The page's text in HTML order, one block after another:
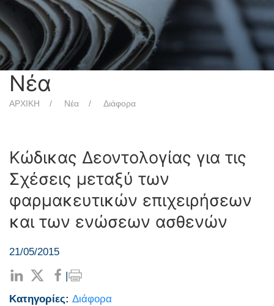
Νέα
ΑΡΧΙΚΗ Νέα Διάφορα
Κώδικας Δεοντολογίας για τις
Σχέσεις μεταξύ των
φαρμακευτικών επιχειρήσεων
και των ενώσεων ασθενών
21/05/2015
|
Κατηγορίες: Διάφορα